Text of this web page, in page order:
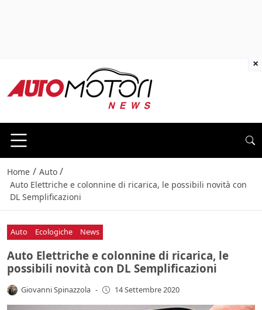
Home / Auto /
Auto Elettriche e colonnine di ricarica, le possibili novità con
DL Semplificazioni
Auto Ecologiche News
Auto Elettriche e colonnine di ricarica, le
possibili novità con DL Semplificazioni
Giovanni Spinazzola - 14 Settembre 2020
×